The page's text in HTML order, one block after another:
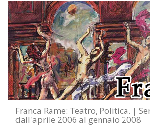
Salta al contenuto principale
Franca Rame: Teatro, Politica. |
dall'aprile 2006 al gennaio 2008